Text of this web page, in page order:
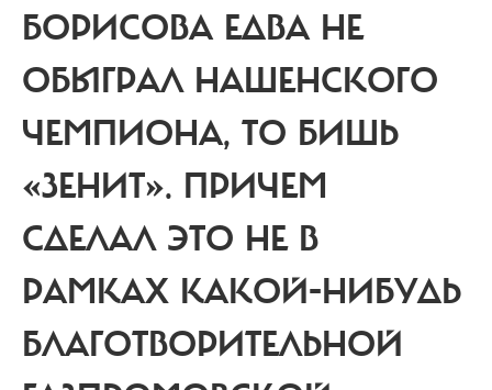
БОРИСОВА ЕДВА НЕ
ОБЫГРАЛ НАШЕНСКОГО
ЧЕМПИОНА, ТО БИШЬ
«ЗЕНИТ». ПРИЧЕМ
СДЕЛАЛ ЭТО НЕ В
РАМКАХ КАКОЙ-НИБУДЬ
БЛАГОТВОРИТЕЛЬНОЙ